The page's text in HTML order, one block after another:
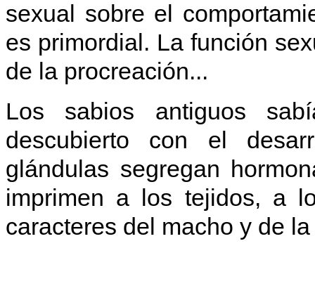
sexual sobre el
es primordial. La función
de la procreación...
Los sabios antiguos
descubierto con el
glándulas segregan
imprimen a los tejidos, a
caracteres del macho y de